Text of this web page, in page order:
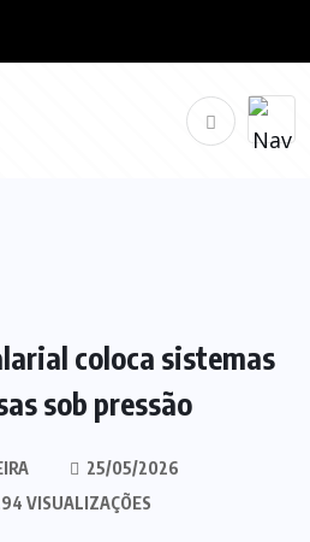
coloca sistemas
sob pressão
25/05/2026
VISUALIZAÇÕES